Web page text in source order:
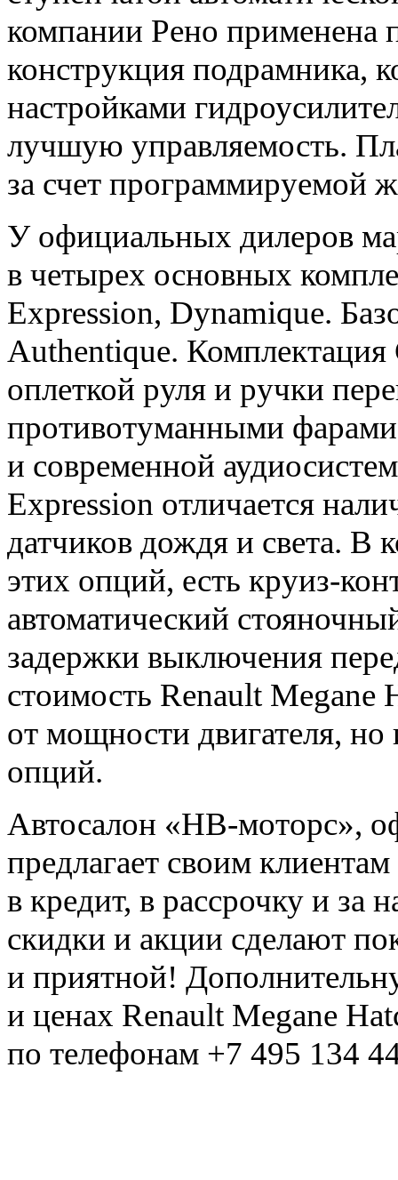
компании Рено применена
конструкция подрамника,
настройками
лучшую управляемость.
за счет программируемой
У официальных дилеров
в четырех основных
Expression, Dynamique.
Authentique.
оплеткой руля и ручки
противотуманными
и современной
Expression отличается
датчиков дождя и света. В
этих опций, есть круиз-
автоматический
задержки выключения
стоимость Renault Meganе
от мощности двигателя,
опций.
Автосалон «НВ-моторс»,
предлагает своим
в кредит, в рассрочку и за
скидки и акции сделают
и приятной!
и ценах Renault Meganе
по телефонам +7 495 134